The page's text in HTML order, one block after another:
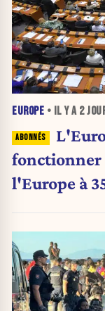
EUROPE • IL Y A 2
fonctionner
l'Europe à